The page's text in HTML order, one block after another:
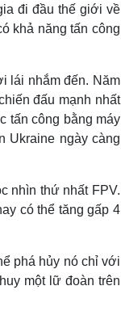
đi đầu thế giới về
khả năng tấn công
lái nhắm đến. Năm
đấu mạnh nhất
tấn công bằng máy
Ukraine ngày càng
nhìn thứ nhất FPV.
có thể tăng gấp 4
phá hủy nó chỉ với
một lữ đoàn trên